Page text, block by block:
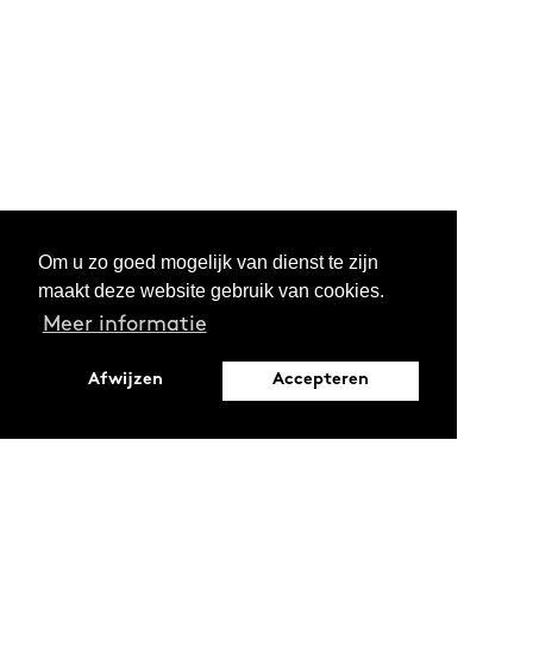
Om u zo goed mogelijk van dienst te zijn
maakt deze website gebruik van cookies.
Meer informatie
Afwijzen Accepteren